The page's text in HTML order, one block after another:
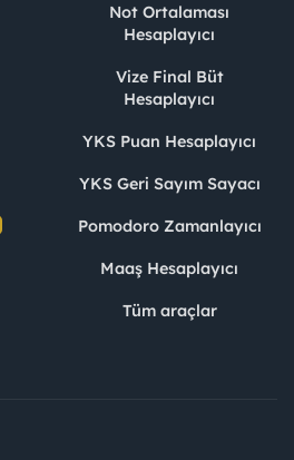
Not Ortalaması
Hesaplayıcı
Vize Final Büt
Hesaplayıcı
YKS Puan Hesaplayıcı
YKS Geri Sayım Sayacı
Pomodoro Zamanlayıcı
Maaş Hesaplayıcı
Tüm araçlar